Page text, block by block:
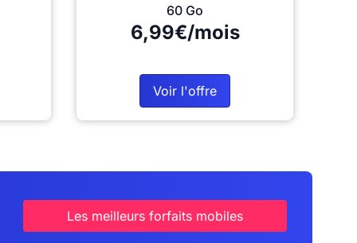
60 Go
6,99€/mois
Voir l'offre
Les meilleurs forfaits mobiles